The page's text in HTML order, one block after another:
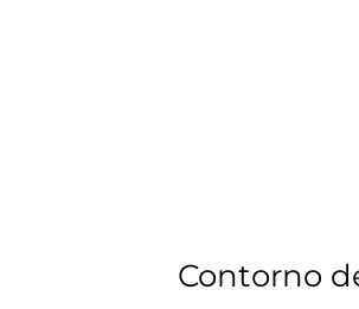
Contorno